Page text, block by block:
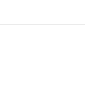
konten